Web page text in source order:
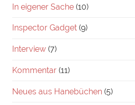
In eigener Sache (10)
Inspector Gadget (9)
Interview (7)
Kommentar (11)
Neues aus Hanebüchen (5)